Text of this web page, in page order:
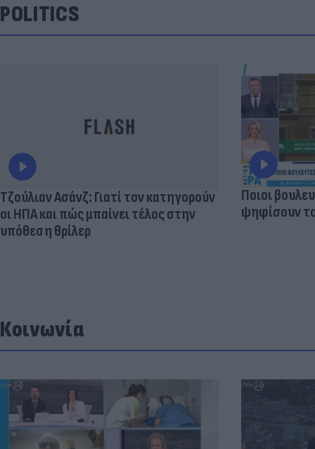
POLITICS
Τζούλιαν Ασάνζ: Γιατί τον κατηγορούν
οι ΗΠΑ και πώς μπαίνει τέλος στην
υπόθεση θρίλερ
Ποιοι
ψηφίσουν
Κοινωνία